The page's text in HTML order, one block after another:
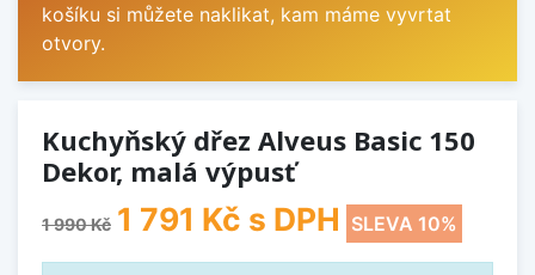
košíku si můžete naklikat, kam máme vyvrtat
otvory.
Kuchyňský dřez Alveus Basic 150
Dekor, malá výpusť
1 990 Kč 1 791 Kč s DPH SLEVA 10%